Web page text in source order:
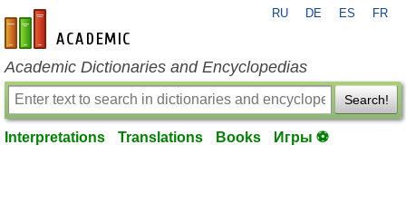
en-academic.com
RU DE ES FR
Academic Dictionaries and Encyclopedias
Search!
Interpretations Translations Books Игры ⚽